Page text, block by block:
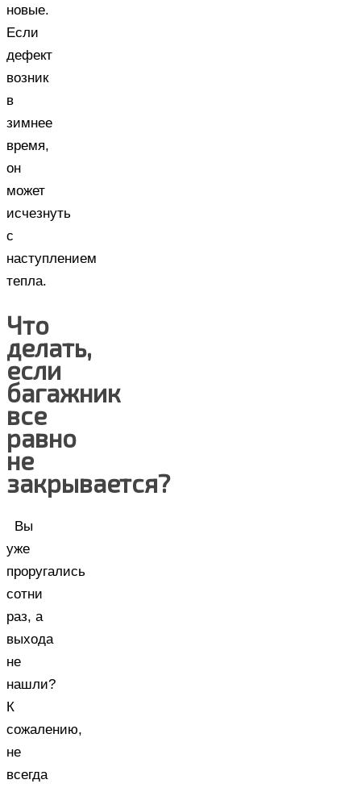
новые.
Если
дефект
возник
в
зимнее
время,
он
может
исчезнуть
с
наступлением
тепла.
Что
делать,
если
багажник
все
равно
не
закрывается?
Вы
уже
проругались
сотни
раз, а
выхода
не
нашли?
К
сожалению,
не
всегда